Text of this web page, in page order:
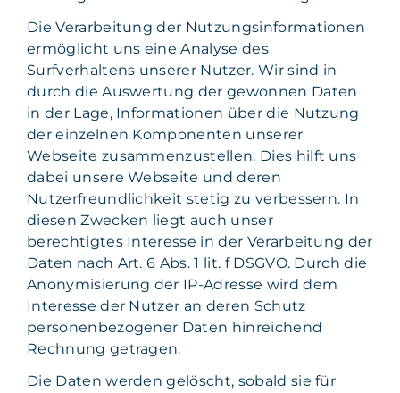
Die Verarbeitung der Nutzungsinformationen
ermöglicht uns eine Analyse des
Surfverhaltens unserer Nutzer. Wir sind in
durch die Auswertung der gewonnen Daten
in der Lage, Informationen über die Nutzung
der einzelnen Komponenten unserer
Webseite zusammenzustellen. Dies hilft uns
dabei unsere Webseite und deren
Nutzerfreundlichkeit stetig zu verbessern. In
diesen Zwecken liegt auch unser
berechtigtes Interesse in der Verarbeitung der
Daten nach Art. 6 Abs. 1 lit. f DSGVO. Durch die
Anonymisierung der IP-Adresse wird dem
Interesse der Nutzer an deren Schutz
personenbezogener Daten hinreichend
Rechnung getragen.
Die Daten werden gelöscht, sobald sie für